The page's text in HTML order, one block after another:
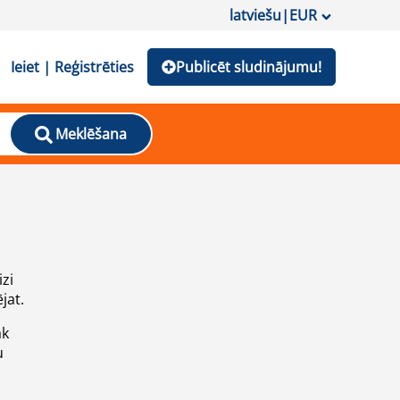
latviešu|EUR
Ieiet | Reģistrēties Publicēt sludinājumu!
Meklēšana